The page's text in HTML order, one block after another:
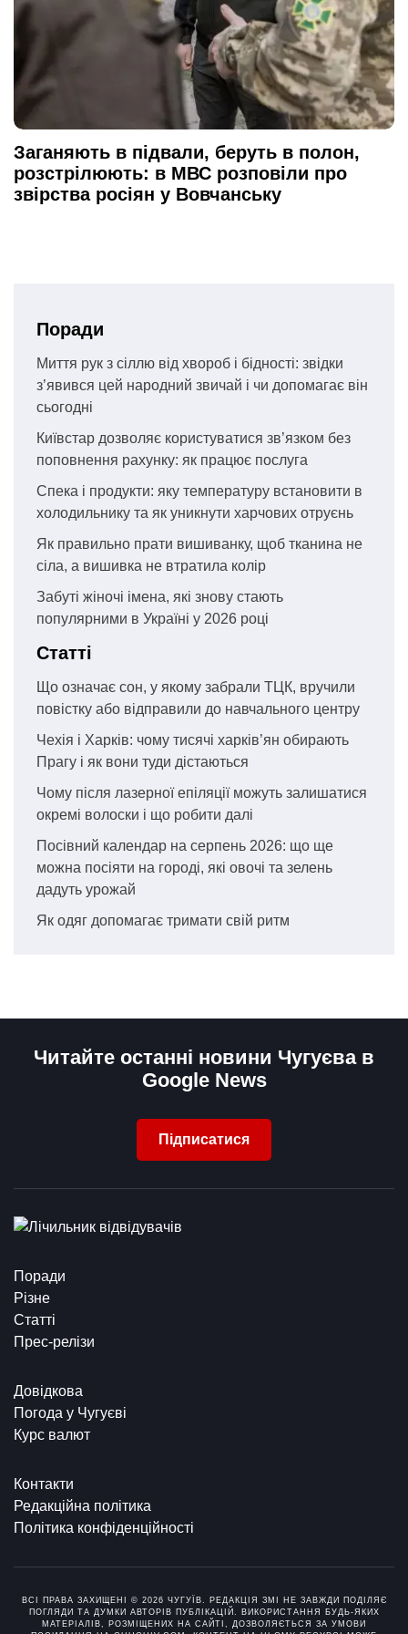
Заганяють в підвали, беруть в полон,
розстрілюють: в МВС розповіли про
звірства росіян у Вовчанську
Поради
Миття рук з сіллю від хвороб і бідності: звідки
з’явився цей народний звичай і чи допомагає він
сьогодні
Київстар дозволяє користуватися зв’язком без
поповнення рахунку: як працює послуга
Спека і продукти: яку температуру встановити в
холодильнику та як уникнути харчових отруєнь
Як правильно прати вишиванку, щоб тканина не
сіла, а вишивка не втратила колір
Забуті жіночі імена, які знову стають
популярними в Україні у 2026 році
Статті
Що означає сон, у якому забрали ТЦК, вручили
повістку або відправили до навчального центру
Чехія і Харків: чому тисячі харків’ян обирають
Прагу і як вони туди дістаються
Чому після лазерної епіляції можуть залишатися
окремі волоски і що робити далі
Посівний календар на серпень 2026: що ще
можна посіяти на городі, які овочі та зелень
дадуть урожай
Як одяг допомагає тримати свій ритм
Читайте останні новини Чугуєва в
Google News
Підписатися
Поради
Різне
Статті
Прес-релізи
Довідкова
Погода у Чугуєві
Курс валют
Контакти
Редакційна політика
Політика конфіденційності
ВСІ ПРАВА ЗАХИЩЕНІ © 2026 ЧУГУЇВ. РЕДАКЦІЯ ЗМІ НЕ ЗАВЖДИ ПОДІЛЯЄ
ПОГЛЯДИ ТА ДУМКИ АВТОРІВ ПУБЛІКАЦІЙ. ВИКОРИСТАННЯ БУДЬ-ЯКИХ
МАТЕРІАЛІВ, РОЗМІЩЕНИХ НА САЙТІ, ДОЗВОЛЯЄТЬСЯ ЗА УМОВИ